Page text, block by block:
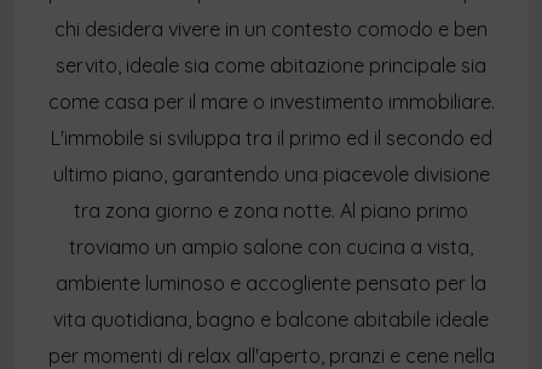
chi desidera vivere in un contesto comodo e ben
servito, ideale sia come abitazione principale sia
come casa per il mare o investimento immobiliare.
L'immobile si sviluppa tra il primo ed il secondo ed
ultimo piano, garantendo una piacevole divisione
tra zona giorno e zona notte. Al piano primo
troviamo un ampio salone con cucina a vista,
ambiente luminoso e accogliente pensato per la
vita quotidiana, bagno e balcone abitabile ideale
per momenti di relax all'aperto, pranzi e cene nella